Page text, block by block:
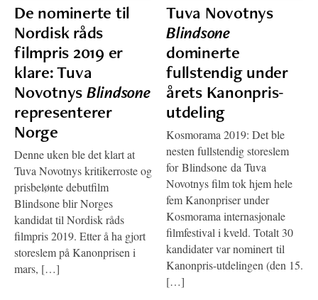
De nominerte til
Nordisk råds
filmpris 2019 er
klare: Tuva
NovotnysBlindsone
representerer
Norge
Denne uken ble det klart at
Tuva Novotnys kritikerroste og
prisbelønte debutfilm
Blindsone blir Norges
kandidat til Nordisk råds
filmpris 2019. Etter å ha gjort
storeslem på Kanonprisen i
mars, […]
Tuva Novotnys
Blindsone
dominerte
fullstendig under
årets Kanonpris-
utdeling
Kosmorama 2019: Det ble
nesten fullstendig storeslem
for Blindsone da Tuva
Novotnys film tok hjem hele
fem Kanonpriser under
Kosmorama internasjonale
filmfestival i kveld. Totalt 30
kandidater var nominert til
Kanonpris-utdelingen (den 15.
[…]